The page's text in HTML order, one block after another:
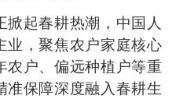
起春耕热潮，中国人
业，聚焦农户家庭核心
农户、偏远种植户等重
准保障深度融入春耕生